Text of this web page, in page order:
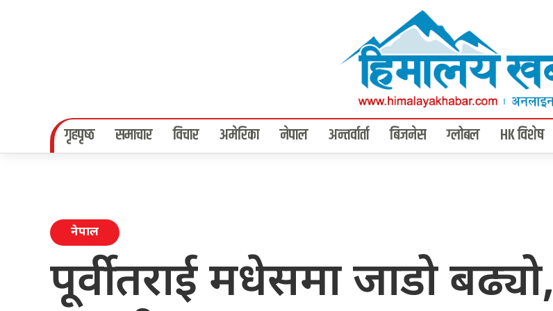
गृहपृष्‍ठ समाचार विचार अमेरिका नेपाल अन्तर्वार्ता बिजनेस ग्लोबल HK विशेष
नेपाल
पूर्वी तराई मधेसमा जाडो बढ्यो,